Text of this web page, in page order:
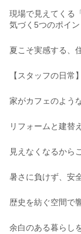
現場で見えてくる
気づく5つのポイン
夏こそ実感する、
【スタッフの日
家がカフェのよう
リフォームと建替
見えなくなるから
暑さに負けず、安
歴史を紡ぐ空間で
余白のある暮らし